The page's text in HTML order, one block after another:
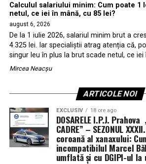
Calculul salariului minim: Cum poate 1
netul, ce iei în mână, cu 85 lei?
august 6, 2026
De la 1 iulie 2026, salariul minim brut a
4.325 lei. Iar specialiștii atrag atenția că,
singur leu în plus la brut scade netul, ce iei
Mircea Neacșu
ARTICOLE NOI
EXCLUSIV 18 ore ago
DOSARELE I.P.J. Prahova
CADRE” – SEZONUL
coroană al xanaxului:
incompatibilul Marcel
umflată și cu DGIPI-ul la